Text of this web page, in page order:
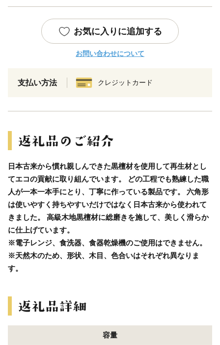
お気に入りに追加する
お問い合わせについて
支払い方法 クレジットカード
日本古来から慣れ親しんできた黒檀材を使用して再生材とし
てエコの貢献に取り組んでいます。 どの工程でも熟練した職
人が一本一本手にとり、丁寧に作っている製品です。 六角形
は使いやすく持ちやすいだけではなく日本古来から使われて
きました。 高級木地黒檀材に総磨きを施して、美しく滑らか
に仕上げています。
※電子レンジ、食洗器、食器乾燥機のご使用はできません。
※天然木のため、形状、木目、色合いはそれぞれ異なりま
す。
容量